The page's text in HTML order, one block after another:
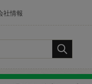
社情報